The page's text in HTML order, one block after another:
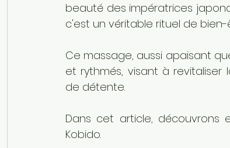
beauté des impératrices
c'est un véritable rituel de
Ce massage, aussi apaisant
et rythmés, visant à
de détente.
Dans cet article, découvrons
Kobido.